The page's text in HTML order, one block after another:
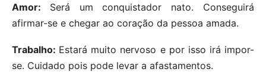
Amor: Será um conquistador nato. Conseguirá
afirmar-se e chegar ao coração da pessoa amada.
Trabalho: Estará muito nervoso e por isso irá impor-
se. Cuidado pois pode levar a afastamentos.